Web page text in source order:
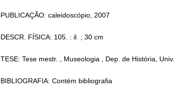
PUBLICAÇÃO: caleidoscópio, 2007
DESCR. FÍSICA: 105. : il. ; 30 cm
TESE: Tese mestr. , Museologia , Dep. de História,
BIBLIOGRAFIA: Contém bibliografia